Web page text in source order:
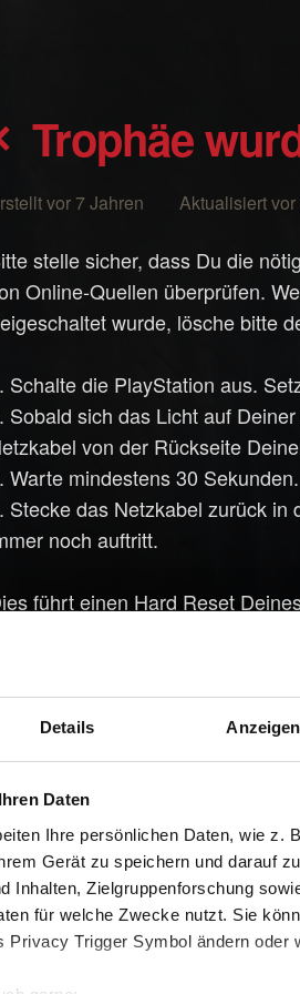
Details
Daten
Ihre persönlichen Daten, wie z.
Gerät zu speichern und darauf
Inhalten, Zielgruppenforschung
für welche Zwecke nutzt. Sie
Trigger Symbol ändern oder
Trophäe
vor 7 Jahren Aktualisiert vor
stelle sicher, dass Du die
Online-Quellen überprüfen.
wurde, lösche bitte
Schalte die PlayStation aus.
Sobald sich das Licht auf
von der Rückseite
Warte mindestens 30 Sekunden.
Stecke das Netzkabel zurück in
noch auftritt.
führt einen Hard Reset
des Spiels nicht automatisch
aktivieren (eventuell musst Du
benötigt?